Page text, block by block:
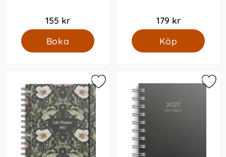
155 kr
Boka
179 kr
Köp